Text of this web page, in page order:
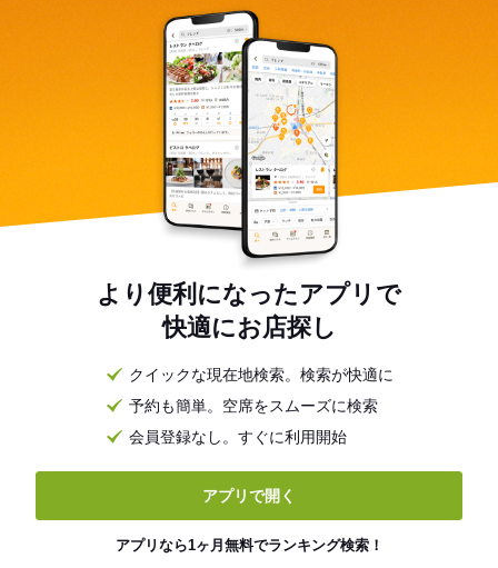
より便利になったアプリで
快適にお店探し
クイックな現在地検索。検索が快適に
予約も簡単。空席をスムーズに検索
会員登録なし。すぐに利用開始
アプリで開く
アプリなら1ヶ月無料でランキング検索！